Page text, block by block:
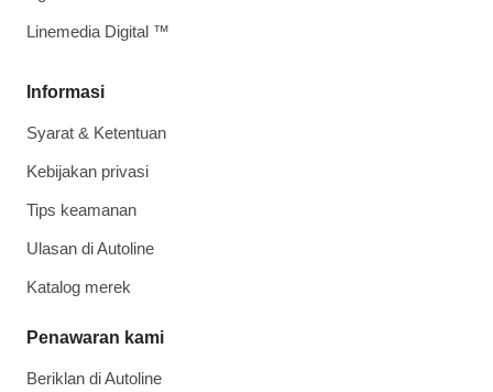
Informasi
Syarat & Ketentuan
Kebijakan privasi
Tips keamanan
Ulasan di Autoline
Katalog merek
Penawaran kami
Beriklan di Autoline
Linemedia Digital ™